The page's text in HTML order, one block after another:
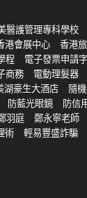
醫護管理專科學校
港會展中心
香港
程
電子發票申請
商務
電動理髮器
湖豪生大酒店
隨
防藍光眼鏡
防信
羽庭
鄭永寧老師
術
輕易豐盛詐騙